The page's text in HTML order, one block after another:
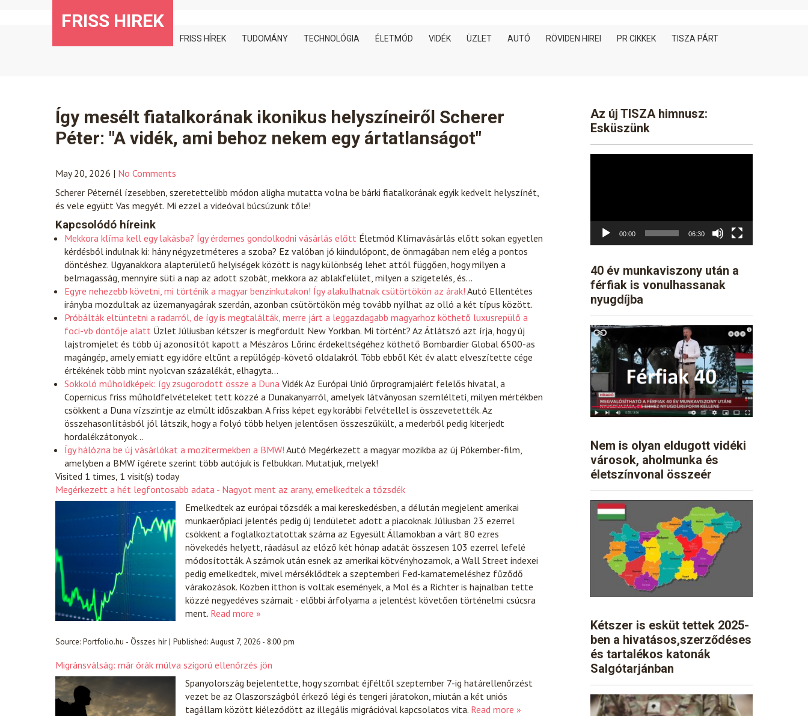
FRISS HIREK
FRISS HÍREK TUDOMÁNY TECHNOLÓGIA ÉLETMÓD VIDÉK ÜZLET AUTÓ RÖVIDEN HIREI PR CIKKEK TISZA PÁRT
Így mesélt fiatalkorának ikonikus helyszíneiről Scherer
Péter: "A vidék, ami behoz nekem egy ártatlanságot"
May 20, 2026 | No Comments
Scherer Péternél ízesebben, szeretettelibb módon aligha mutatta volna be bárki fiatalkorának egyik kedvelt helyszínét,
és vele együtt Vas megyét. Mi ezzel a videóval búcsúzunk tőle!
Kapcsolódó híreink
Mekkora klíma kell egy lakásba? Így érdemes gondolkodni vásárlás előtt Életmód Klímavásárlás előtt sokan egyetlen
kérdésből indulnak ki: hány négyzetméteres a szoba? Ez valóban jó kiindulópont, de önmagában nem elég a pontos
döntéshez. Ugyanakkora alapterületű helyiségek között is nagy különbség lehet attól függően, hogy milyen a
belmagasság, mennyire süti a nap az adott szobát, mekkora az ablakfelület, milyen a szigetelés, és…
Egyre nehezebb követni, mi történik a magyar benzinkutakon! Így alakulhatnak csütörtökön az árak! Autó Ellentétes
irányba mozdultak az üzemanyagárak szerdán, azonban csütörtökön még tovább nyílhat az olló a két típus között.
Próbálták eltüntetni a radarról, de így is megtalálták, merre járt a leggazdagabb magyarhoz köthető luxusrepülő a
foci-vb döntője alatt Üzlet Júliusban kétszer is megfordult New Yorkban. Mi történt? Az Átlátszó azt írja, hogy új
lajstromjelet és több új azonosítót kapott a Mészáros Lőrinc érdekeltségéhez köthető Bombardier Global 6500-as
magángép, amely emiatt egy időre eltűnt a repülőgép-követő oldalakról. Több ebből Két év alatt elveszítette cége
értékének több mint nyolcvan százalékát, elhagyta…
Sokkoló műholdképek: így zsugorodott össze a Duna VidékAz Európai Unió űrprogramjaiért felelős hivatal, a
Copernicus friss műholdfelvételeket tett közzé a Dunakanyarról, amelyek látványosan szemlélteti, milyen mértékben
csökkent a Duna vízszintje az elmúlt időszakban. A friss képet egy korábbi felvétellel is összevetették. Az
összehasonlításból jól látszik, hogy a folyó több helyen jelentősen összeszűkült, a mederből pedig kiterjedt
hordalékzátonyok…
Így hálózna be új vásárlókat a mozitermekben a BMW! Autó Megérkezett a magyar mozikba az új Pókember-film,
amelyben a BMW ígérete szerint több autójuk is felbukkan. Mutatjuk, melyek!
Visited 1 times, 1 visit(s) today
Megérkezett a hét legfontosabb adata - Nagyot ment az arany, emelkedtek a tőzsdék
Emelkedtek az európai tőzsdék a mai kereskedésben, a délután megjelent amerikai
munkaerőpiaci jelentés pedig új lendületet adott a piacoknak. Júliusban 23 ezerrel
csökkent a foglalkoztatottak száma az Egyesült Államokban a várt 80 ezres
növekedés helyett, ráadásul az előző két hónap adatát összesen 103 ezerrel lefelé
módosították. A számok után esnek az amerikai kötvényhozamok, a Wall Street indexei
pedig emelkedtek, mivel mérséklődtek a szeptemberi Fed-kamatemeléshez fűződő
várakozások. Közben itthon is voltak események, a Mol és a Richter is hajnalban tette
közzé negyedéves számait - előbbi árfolyama a jelentést követően történelmi csúcsra
ment. Read more »
Source: Portfolio.hu - Összes hír| Published: August 7, 2026 - 8:00 pm
Migránsválság: már órák múlva szigorú ellenőrzés jön
Spanyolország bejelentette, hogy szombat éjféltől szeptember 7-ig határellenőrzést
vezet be az Olaszországból érkező légi és tengeri járatokon, miután a két uniós
tagállam között kiéleződött az illegális migrációval kapcsolatos vita. Read more »
Az új TISZA himnusz:
Esküszünk
00:00 06:30
40 év munkaviszony után a
férfiak is vonulhassanak
nyugdíjba
Nem is olyan eldugott vidéki
városok, aholmunka és
életszínvonal összeér
Kétszer is esküt tettek 2025-
ben a hivatásos,szerződéses
és tartalékos katonák
Salgótarjánban